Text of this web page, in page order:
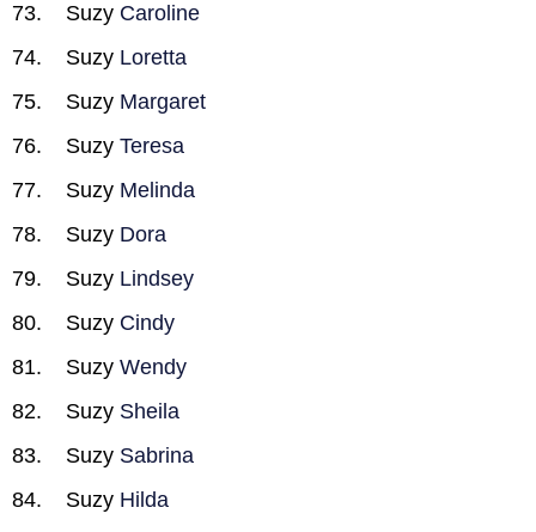
Suzy Caroline
Suzy Loretta
Suzy Margaret
Suzy Teresa
Suzy Melinda
Suzy Dora
Suzy Lindsey
Suzy Cindy
Suzy Wendy
Suzy Sheila
Suzy Sabrina
Suzy Hilda